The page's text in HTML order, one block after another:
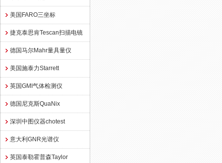
美国FARO三坐标
捷克泰思肯Tescan扫描电镜
德国马尔Mahr量具量仪
美国施泰力Starrett
英国GMI气体检测仪
德国尼克斯QuaNix
深圳中图仪器chotest
意大利GNR光谱仪
英国泰勒霍普森Taylor